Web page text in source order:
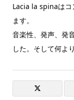
Lacia la spinaはコ
ます。
音楽性、発声、発
した。そして何よ